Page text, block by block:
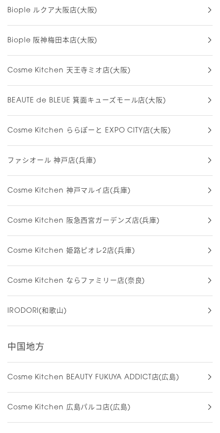
Biople ルクア大阪店(大阪)
Biople 阪神梅田本店(大阪)
Cosme Kitchen 天王寺ミオ店(大阪)
BEAUTE de BLEUE 箕面キューズモール店(大阪)
Cosme Kitchen ららぽーと EXPO CITY店(大阪)
ファシオール 神戸店(兵庫)
Cosme Kitchen 神戸マルイ店(兵庫)
Cosme Kitchen 阪急西宮ガーデンズ店(兵庫)
Cosme Kitchen 姫路ピオレ2店(兵庫)
Cosme Kitchen ならファミリー店(奈良)
IRODORI(和歌山)
中国地方
Cosme Kitchen BEAUTY FUKUYA ADDICT店(広島)
Cosme Kitchen 広島パルコ店(広島)